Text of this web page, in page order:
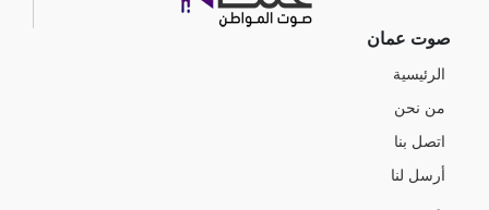
صوت عمان
الرئيسية
من نحن
اتصل بنا
أرسل لنا